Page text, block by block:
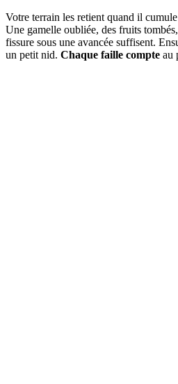
Votre terrain les retient quand il
Une gamelle oubliée, des fruits
fissure sous une avancée suffisent.
un petit nid. Chaque faille compte au